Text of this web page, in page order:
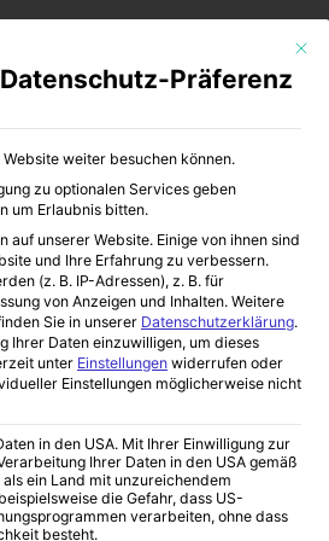
Mit
Datenschutz-Präferenz
weiter besuchen können.
zu optionalen Services geben
um Erlaubnis bitten.
unserer Website. Einige von ihnen sind
und Ihre Erfahrung zu verbessern.
(z. B. IP-Adressen), z. B. für
von Anzeigen und Inhalten.Weitere
Sie in unserer Datenschutzerklärung.
Ihrer Daten einzuwilligen, um dieses
unter Einstellungen widerrufen oder
Einstellungen möglicherweise nicht
in den USA. Mit Ihrer Einwilligung zur
Ihrer Daten in den USA gemäß
als ein Land mit unzureichendem
die Gefahr, dass US-
verarbeiten, ohne dass
besteht.